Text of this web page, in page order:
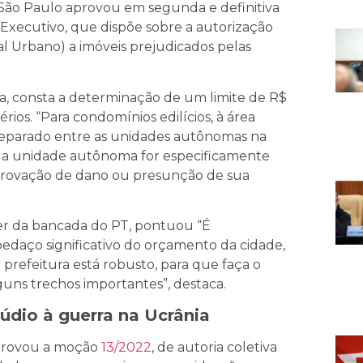
Paulo aprovou em segunda e definitiva
que dispõe sobre a autorização
Urbano) a imóveis prejudicados pelas
consta a determinação de um limite de R$
“Para condomínios edilícios, à área
entre as unidades autônomas na
unidade autônoma for especificamente
de dano ou presunção de sua
da bancada do PT, pontuou “É
significativo do orçamento da cidade,
está robusto, para que faça o
trechos importantes”, destaca.
à guerra na Ucrânia
a moção 13/2022, de autoria coletiva